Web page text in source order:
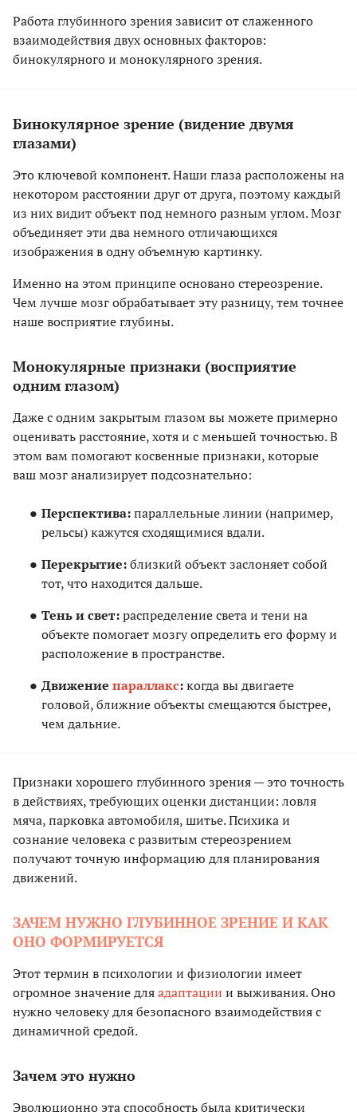
Работа глубинного зрения зависит от слаженного
взаимодействия двух основных факторов:
бинокулярного и монокулярного зрения.
Бинокулярное зрение (видение двумя
глазами)
Это ключевой компонент. Наши глаза расположены на
некотором расстоянии друг от друга, поэтому каждый
из них видит объект под немного разным углом. Мозг
объединяет эти два немного отличающихся
изображения в одну объемную картинку.
Именно на этом принципе основано стереозрение.
Чем лучше мозг обрабатывает эту разницу, тем точнее
наше восприятие глубины.
Монокулярные признаки (восприятие
одним глазом)
Даже с одним закрытым глазом вы можете примерно
оценивать расстояние, хотя и с меньшей точностью. В
этом вам помогают косвенные признаки, которые
ваш мозг анализирует подсознательно:
Перспектива:параллельные линии (например,
рельсы) кажутся сходящимися вдали.
Перекрытие:близкий объект заслоняет собой
тот, что находится дальше.
Тень и свет:распределение света и тени на
объекте помогает мозгу определить его форму и
расположение в пространстве.
Движение параллакс:когда вы двигаете
головой, ближние объекты смещаются быстрее,
чем дальние.
Признаки хорошего глубинного зрения — это точность
в действиях, требующих оценки дистанции: ловля
мяча, парковка автомобиля, шитье. Психика и
сознание человека с развитым стереозрением
получают точную информацию для планирования
движений.
ЗАЧЕМ НУЖНО ГЛУБИННОЕ ЗРЕНИЕ И КАК
ОНО ФОРМИРУЕТСЯ
Этот термин в психологии и физиологии имеет
огромное значение дляадаптации и выживания. Оно
нужно человеку для безопасного взаимодействия с
динамичной средой.
Зачем это нужно
Эволюционно эта способность была критически